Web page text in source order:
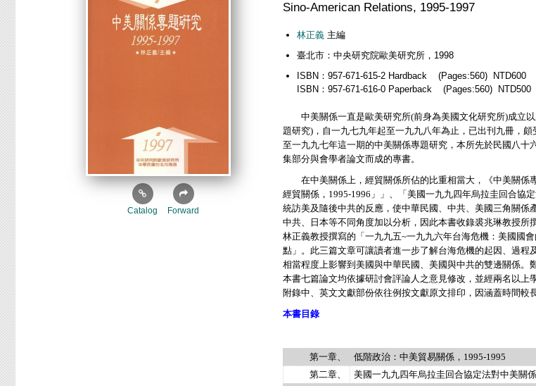
Catalog Forward
Sino-American Relations, 1995-1997
林正義 主編
臺北市：中央研究院歐美研究所，1998
ISBN：957-671-615-2 Hardback (Pages:560) NTD600
ISBN：957-671-616-0 Paperback (Pages:560) NTD500
中美關係一直是歐美研究所(前身為美國文化研究所)成立
題研究)，自一九七九年起至一九九八年為止，已出刊九冊，
至一九九七年這一期的中美關係專題研究，本所先於民國八
集部分與會學者論文而成的專書。
在中美關係上，經貿關係所佔的比重相當大，《中美關係
經貿關係，1995-1996」」、「美國一九九四年烏拉圭回合協
統訪美及隨後中共的反應，使中華民國、中共、美國三角關係
中共、日本等不同角度加以分析，因此本書收錄裘兆琳教授所
林正義教授撰寫的「一九九五~一九九六年台海危機：美國國
點」。此三篇文章可讓讀者進一步了解台海危機的起因、過
相當程度上影響到美國與中華民國、美國與中共的雙邊關係。
本書七篇論文均依據研討會評論人之意見修改，並經兩名以
附錄中、英文文獻部份依往例按文獻原文排印，因涵蓋時間較
本書目錄
第一章、 低階政治：中美貿易關係，1995-1995
第二章、
美國一九九四年烏拉圭回合協定法對中美關